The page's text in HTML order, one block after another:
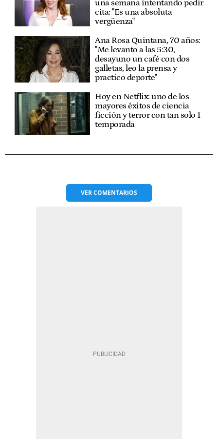
una semana intentando pedir
cita: "Es una absoluta
vergüenza"
Ana Rosa Quintana, 70 años:
"Me levanto a las 5:30,
desayuno un café con dos
galletas, leo la prensa y
practico deporte"
Hoy en Netflix: uno de los
mayores éxitos de ciencia
ficción y terror con tan solo 1
temporada
VERCOMENTARIOS